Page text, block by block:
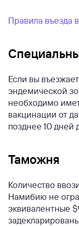
Правила въезда
Если вы
эндемической
необходимо
вакцинации от
позднее 10 дней
Таможня
Количество
Намибию не
эквивалентные